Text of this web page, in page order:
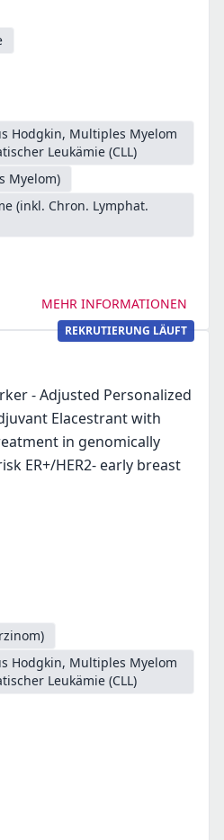
Hodgkin, Multiples Myelom
Leukämie (CLL)
Myelom)
(inkl. Chron. Lymphat.
MEHR INFORMATIONEN
REKRUTIERUNG LÄUFT
- Adjusted Personalized
Elacestrant with
in genomically
ER+/HER2- early breast
Hodgkin, Multiples Myelom
Leukämie (CLL)